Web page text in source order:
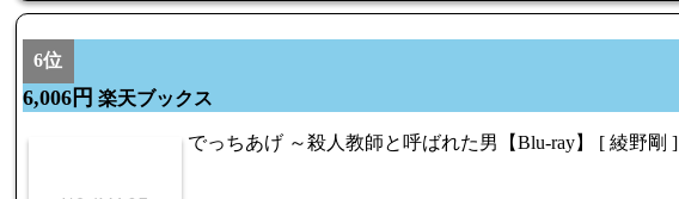
6位
6,006円 楽天ブックス
でっちあげ ～殺人教師と呼ばれた男【Blu-ray】 [ 綾野剛 ]